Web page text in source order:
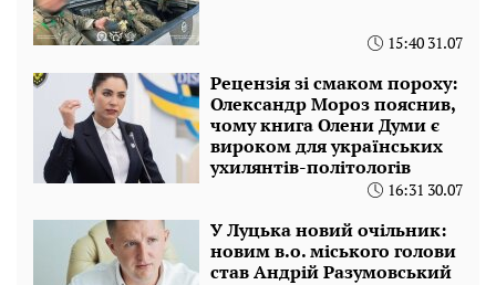
15:40 31.07
Рецензія зі смаком пороху:
Олександр Мороз пояснив,
чому книга Олени Думи є
вироком для українських
ухилянтів-політологів
16:31 30.07
У Луцька новий очільник:
новим в.о. міського голови
став Андрій Разумовський